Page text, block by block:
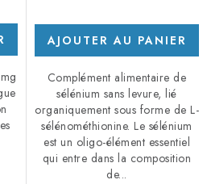
AJOUTER AU PANIER
Complément alimentaire de
sélénium sans levure, lié
organiquement sous forme de L-
sélénométhionine. Le sélénium
est un oligo-élément essentiel
qui entre dans la composition
de...